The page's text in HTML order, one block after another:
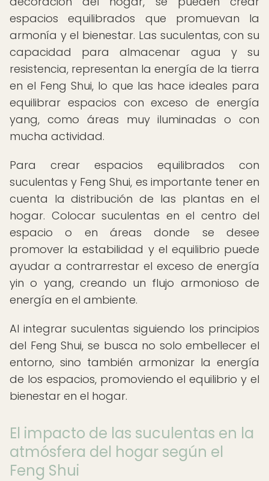
espacios equilibrados que promuevan la
armonía y el bienestar. Las suculentas, con su
capacidad para almacenar agua y su
resistencia, representan la energía de la tierra
en el Feng Shui, lo que las hace ideales para
equilibrar espacios con exceso de energía
yang, como áreas muy iluminadas o con
mucha actividad.
Para crear espacios equilibrados con
suculentas y Feng Shui, es importante tener en
cuenta la distribución de las plantas en el
hogar. Colocar suculentas en el centro del
espacio o en áreas donde se desee
promover la estabilidad y el equilibrio puede
ayudar a contrarrestar el exceso de energía
yin o yang, creando un flujo armonioso de
energía en el ambiente.
Al integrar suculentas siguiendo los principios
del Feng Shui, se busca no solo embellecer el
entorno, sino también armonizar la energía
de los espacios, promoviendo el equilibrio y el
bienestar en el hogar.
El impacto de las suculentas en la
atmósfera del hogar según el
Feng Shui